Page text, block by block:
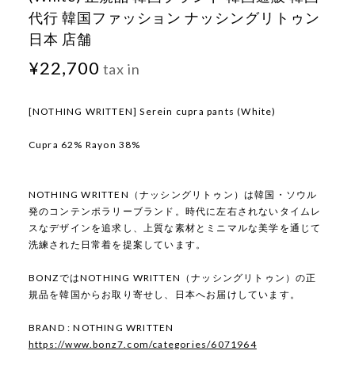
代行 韓国ファッション ナッシングリトゥン
日本 店舗
¥22,700 tax in
[NOTHING WRITTEN] Serein cupra pants (White)
Cupra 62% Rayon 38%
NOTHING WRITTEN（ナッシングリトゥン）は韓国・ソウル
発のコンテンポラリーブランド。時代に左右されないタイムレ
スなデザインを追求し、上質な素材とミニマルな美学を通じて
洗練された日常着を提案しています。
BONZではNOTHING WRITTEN（ナッシングリトゥン）の正
規品を韓国からお取り寄せし、日本へお届けしています。
BRAND : NOTHING WRITTEN
https://www.bonz7.com/categories/6071964